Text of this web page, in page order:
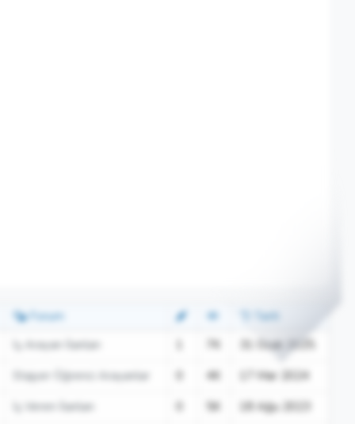
Forum
Tarih
İş Arayan İlanları
7K
31 Ocak 2025
Stajyer Öğrenci Arayanlar
4K
17 Mar 2024
İş Veren İlanları
5K
18 Ağu 2023